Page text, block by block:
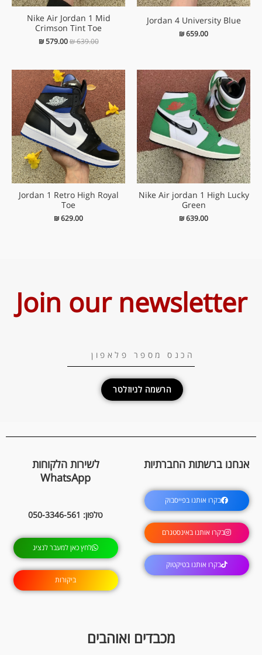
Jordan 4 University Blue
₪659.00
Nike Air Jordan 1 Mid
Crimson Tint Toe
₪639.00
₪579.00
Nike Air jordan 1 High Lucky
Green
₪639.00
Jordan 1 Retro High Royal
Toe
₪629.00
Join our newsletter
הרשמה לניוזלטר
אנחנו ברשתות החברתיות
בקרו אותנו בפייסבוק
בקרו אותנו באינסטגרם
בקרו אותנו בטיקטוק
לשירות הלקוחות
WhatsApp
טלפון: 050-3346-561
לחץ כאן למעבר לנציג
ביקורות
מכבדים ואוהבים